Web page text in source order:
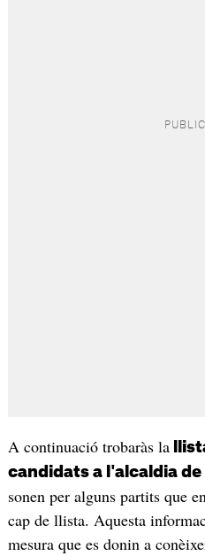
A continuació trobaràs la
candidats a l'alcaldia de
sonen per alguns partits que
cap de llista. Aquesta
mesura que es donin a